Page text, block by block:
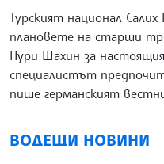
Турският национал
плановете на старши
Нури Шахин за
специалистът
пише германският
ВОДЕЩИ НОВИНИ